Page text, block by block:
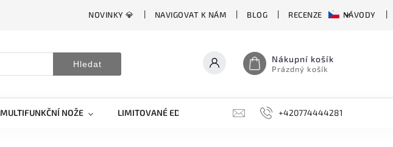
NOVINKY 💎 NAVIGOVAT K NÁM BLOG RECENZE NÁVODY
Hledat Nákupní košík
Prázdný košík
MULTIFUNKČNÍ NOŽE LIMITOVANÉ EDICE BROUSKY, BRUSKY, OCÍLKY
+420774444281